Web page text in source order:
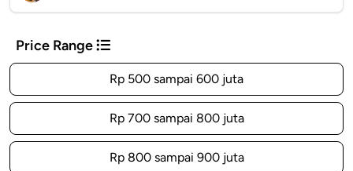
Price Range
Rp 500 sampai 600 juta
Rp 700 sampai 800 juta
Rp 800 sampai 900 juta